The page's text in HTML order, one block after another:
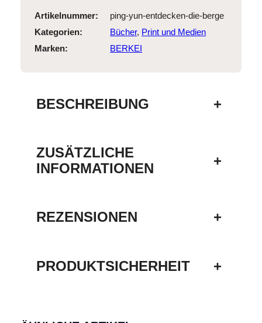
Artikelnummer:
ping-yun-entdecken-die-berge
Kategorien:
Bücher, Print und Medien
Marken:
BERKEI
BESCHREIBUNG +
ZUSÄTZLICHE
INFORMATIONEN
+
REZENSIONEN +
PRODUKTSICHERHEIT +